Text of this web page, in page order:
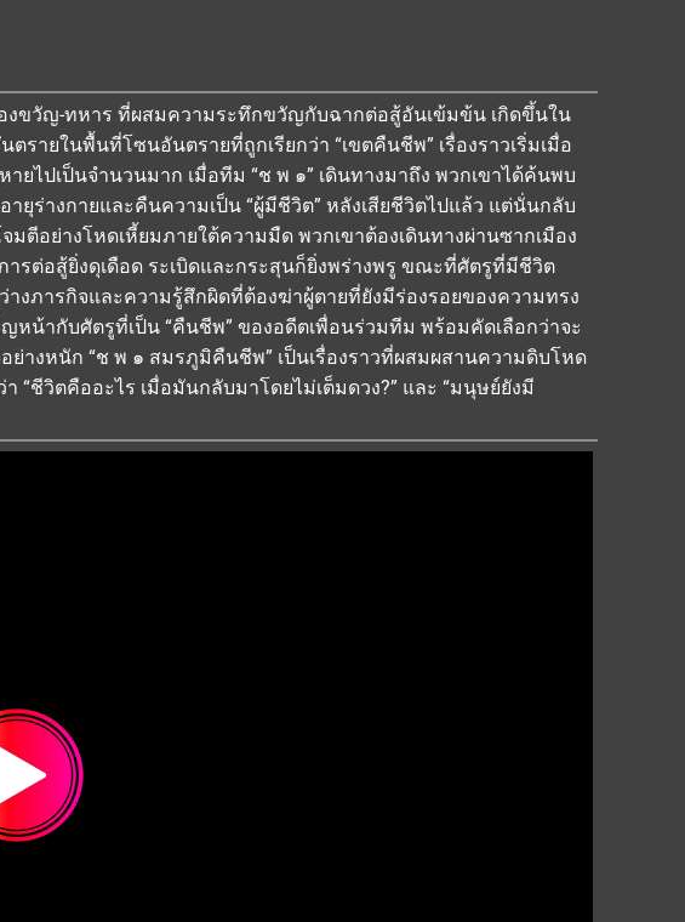
งขวัญ-ทหาร ที่ผสมความระทึกขวัญกับฉากต่อสู้อันเข้มข้น เกิดขึ้นใน
รายในพื้นที่โซนอันตรายที่ถูกเรียกว่า “เขตคืนชีพ” เรื่องราวเริ่มเมื่อ
ไปเป็นจำนวนมาก เมื่อทีม “ช พ ๑” เดินทางมาถึง พวกเขาได้ค้นพบ
ยุร่างกายและคืนความเป็น “ผู้มีชีวิต” หลังเสียชีวิตไปแล้ว แต่นั่นกลับ
ตีอย่างโหดเหี้ยมภายใต้ความมืด พวกเขาต้องเดินทางผ่านซากเมือง
ารต่อสู้ยิ่งดุเดือด ระเบิดและกระสุนก็ยิ่งพร่างพรู ขณะที่ศัตรูที่มีชีวิต
งภารกิจและความรู้สึกผิดที่ต้องฆ่าผู้ตายที่ยังมีร่องรอยของความทรง
หน้ากับศัตรูที่เป็น “คืนชีพ” ของอดีตเพื่อนร่วมทีม พร้อมคัดเลือกว่าจะ
างหนัก “ช พ ๑ สมรภูมิคืนชีพ” เป็นเรื่องราวที่ผสมผสานความดิบโหด
ชีวิตคืออะไร เมื่อมันกลับมาโดยไม่เต็มดวง?” และ “มนุษย์ยังมี